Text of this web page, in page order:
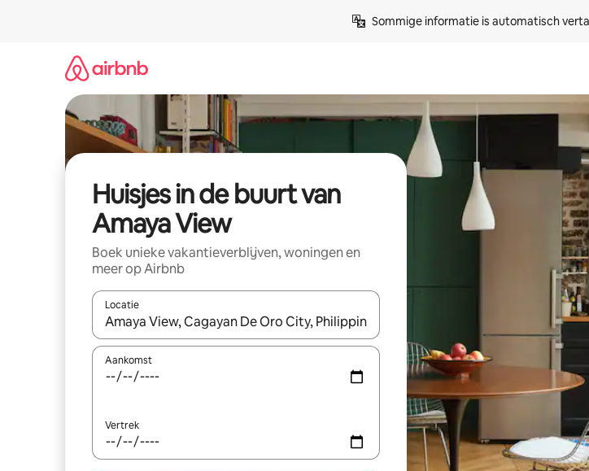
Sommige informatie is automatisch
Huisjes in de buurt van
Amaya View
Boek unieke vakantieverblijven, woningen en
meer op Airbnb
Locatie
Wanneer er suggesties beschikbaar zijn, maak je een keuze met je de pijltjestoetsen
Aankomst
Vertrek